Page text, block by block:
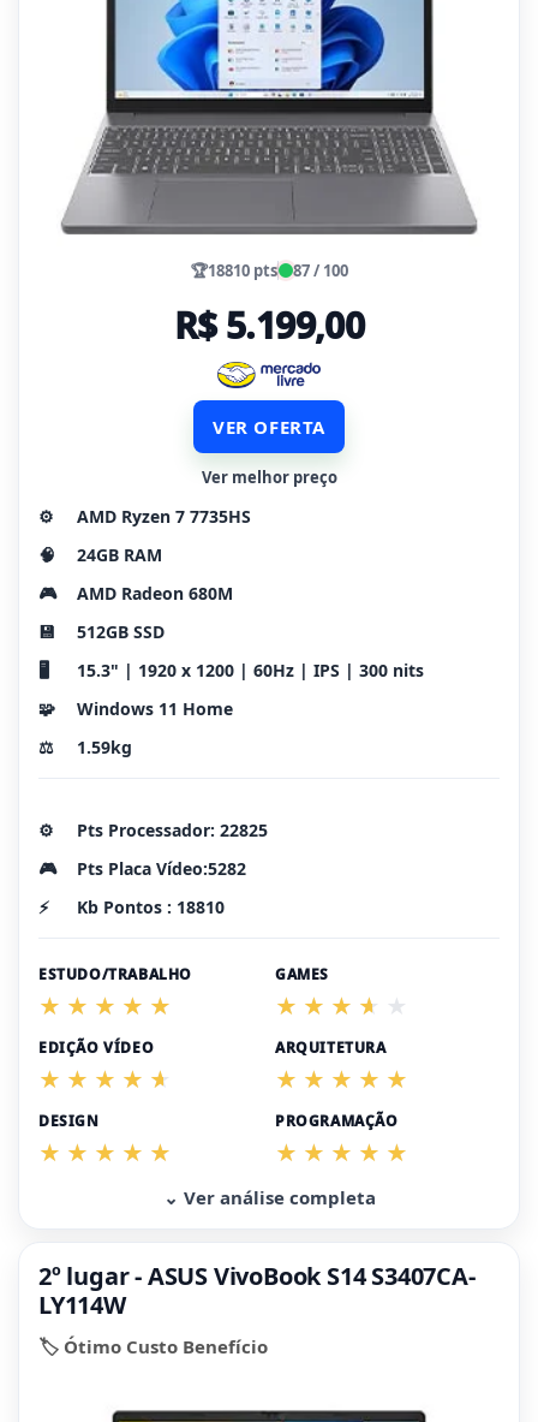
🏆18810 pts 87 / 100
R$ 5.199,00
VER OFERTA
Ver melhor preço
⚙️
AMD Ryzen 7 7735HS
🧠
24GB RAM
🎮
AMD Radeon 680M
💾
512GB SSD
🖥️
15.3" | 1920 x 1200 | 60Hz | IPS | 300 nits
🧩
Windows 11 Home
⚖️
1.59kg
⚙️
Pts Processador: 22825
🎮
Pts Placa Vídeo:5282
⚡
Kb Pontos : 18810
ESTUDO/TRABALHO GAMES
EDIÇÃO VÍDEO ARQUITETURA
DESIGN PROGRAMAÇÃO
⌄ Ver análise completa
2º lugar - ASUS VivoBook S14 S3407CA-
LY114W
🏷️ Ótimo Custo Benefício